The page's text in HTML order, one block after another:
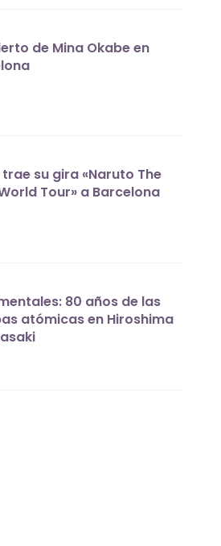
de Mina Okabe en
trae su gira «Naruto The
Tour» a Barcelona
80 años de las
atómicas en Hiroshima